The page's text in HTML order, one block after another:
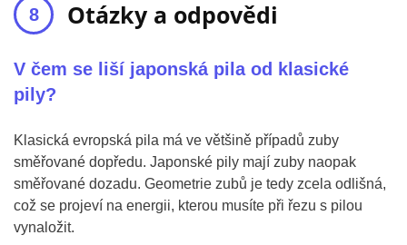
Otázky a odpovědi
V čem se liší japonská pila od klasické
pily?
Klasická evropská pila má ve většině případů zuby
směřované dopředu. Japonské pily mají zuby naopak
směřované dozadu. Geometrie zubů je tedy zcela odlišná,
což se projeví na energii, kterou musíte při řezu s pilou
vynaložit.